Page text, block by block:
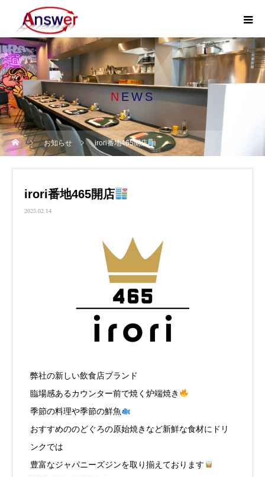
NEWS
お知らせ irori番地465開店
irori番地465開店
2025.02.14
弊社の新しい飲食店ブランド
臨場感あるカウンター前で焼く炉端焼き
季節の料理や季節の鮮魚
おすすめののどぐろの原始焼きなど新鮮な食材にドリ
ンクでは
豊富なジャパニーズジンを取り揃えております